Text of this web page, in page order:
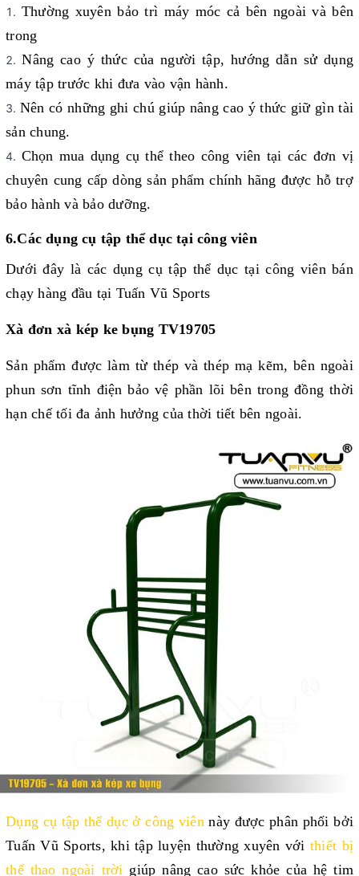
Thường xuyên bảo trì máy móc cả bên ngoài và bên
trong
Nâng cao ý thức của người tập, hướng dẫn sử dụng
máy tập trước khi đưa vào vận hành.
Nên có những ghi chú giúp nâng cao ý thức giữ gìn tài
sản chung.
Chọn mua dụng cụ thể theo công viên tại các đơn vị
chuyên cung cấp dòng sản phẩm chính hãng được hỗ trợ
bảo hành và bảo dưỡng.
6.Các dụng cụ tập thể dục tại công viên
Dưới đây là các dụng cụ tập thể dục tại công viên bán
chạy hàng đầu tại Tuấn Vũ Sports
Xà đơn xà kép ke bụng TV19705
Sản phẩm được làm từ thép và thép mạ kẽm, bên ngoài
phun sơn tĩnh điện bảo vệ phần lõi bên trong đồng thời
hạn chế tối đa ảnh hưởng của thời tiết bên ngoài.
Dụng cụ tập thể dục ở công viên này được phân phối bởi
Tuấn Vũ Sports, khi tập luyện thường xuyên với thiết bị
thể thao ngoài trời giúp nâng cao sức khỏe của hệ tim